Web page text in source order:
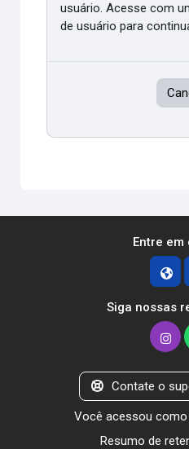
usuário. Acesse com
de usuário para
Entre
Siga nossas
Contate o
Você acessou
Resumo de